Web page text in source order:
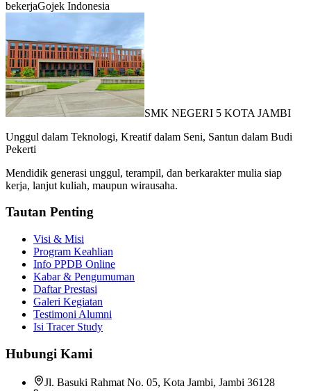
bekerjaGojek Indonesia
SMK NEGERI 5 KOTA JAMBI
Unggul dalam Teknologi, Kreatif dalam Seni, Santun dalam Budi
Pekerti
Mendidik generasi unggul, terampil, dan berkarakter mulia siap
kerja, lanjut kuliah, maupun wirausaha.
Tautan Penting
Visi & Misi
Program Keahlian
Info PPDB Online
Kabar & Pengumuman
Daftar Prestasi
Galeri Kegiatan
Testimoni Alumni
Isi Tracer Study
Hubungi Kami
Jl. Basuki Rahmat No. 05, Kota Jambi, Jambi 36128